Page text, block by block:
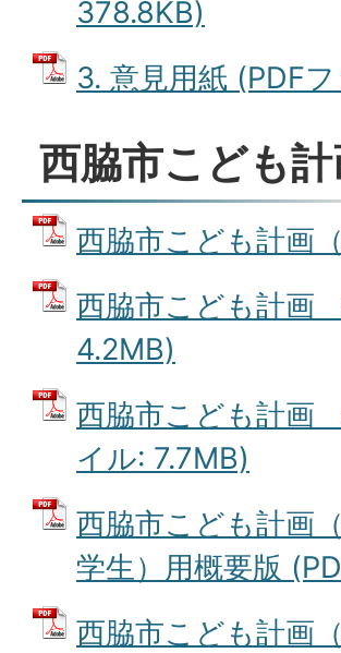
378.8KB)
3. 意見用紙 (PDF
西脇市こども
西脇市こども計画
西脇市こども計画
4.2MB)
西脇市こども計画
イル: 7.7MB)
西脇市こども計画
学生）用概要版
西脇市こども計画